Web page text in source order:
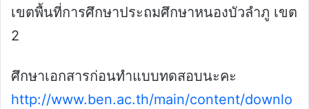
เขตพื้นที่การศึกษาประถมศึกษาหนองบัวลำภู เขต
2
ศึกษาเอกสารก่อนทำแบบทดสอบนะคะ
http://www.ben.ac.th/main/content/downlo